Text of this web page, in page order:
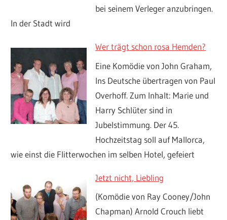
bei seinem Verleger anzubringen.
In der Stadt wird
Wer trägt schon rosa Hemden?
Eine Komödie von John Graham,
Ins Deutsche übertragen von Paul
Overhoff. Zum Inhalt: Marie und
Harry Schlüter sind in
Jubelstimmung. Der 45.
Hochzeitstag soll auf Mallorca,
wie einst die Flitterwochen im selben Hotel, gefeiert
Jetzt nicht, Liebling
(Komödie von Ray Cooney/John
Chapman) Arnold Crouch liebt